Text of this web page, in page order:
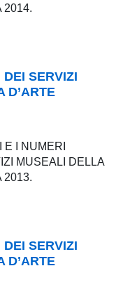
2014.
DEI SERVIZI
D’ARTE
E I NUMERI
MUSEALI DELLA
2013.
DEI SERVIZI
D’ARTE